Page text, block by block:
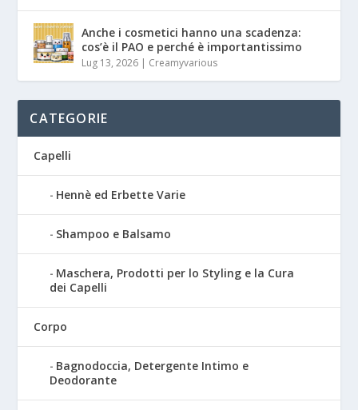
Anche i cosmetici hanno una scadenza:
cos’è il PAO e perché è importantissimo
Lug 13, 2026 | Creamyvarious
CATEGORIE
Capelli
Hennè ed Erbette Varie
Shampoo e Balsamo
Maschera, Prodotti per lo Styling e la Cura
dei Capelli
Corpo
Bagnodoccia, Detergente Intimo e
Deodorante